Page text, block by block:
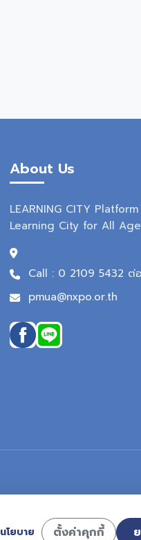
About Us
LEARNING CITY
Learning City for All
Call : 0 2109 5432 ต่
pmua@nxpo.or.th
นโยบาย ตั้งค่าคุกกี้